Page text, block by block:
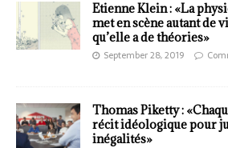
Etienne Klein : «La
met en scène autant de
qu’elle a de théories»
September 28, 2019
Thomas Piketty :
récit idéologique pour
inégalités»